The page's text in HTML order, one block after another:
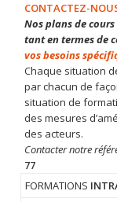
CONTACTEZ-
Nos plans de
tant en termes de
vos besoins
Chaque situation
par chacun de
situation de
des mesures
des acteurs.
Contacter notre
77
FORMATIONS